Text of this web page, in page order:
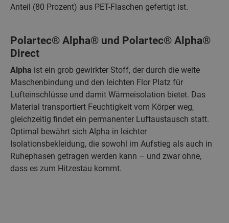
Anteil (80 Prozent) aus PET-Flaschen gefertigt ist.
Polartec® Alpha® und Polartec® Alpha®
Direct
Alpha ist ein grob gewirkter Stoff, der durch die weite
Maschenbindung und den leichten Flor Platz für
Lufteinschlüsse und damit Wärmeisolation bietet. Das
Material transportiert Feuchtigkeit vom Körper weg,
gleichzeitig findet ein permanenter Luftaustausch statt.
Optimal bewährt sich Alpha in leichter
Isolationsbekleidung, die sowohl im Aufstieg als auch in
Ruhephasen getragen werden kann – und zwar ohne,
dass es zum Hitzestau kommt.